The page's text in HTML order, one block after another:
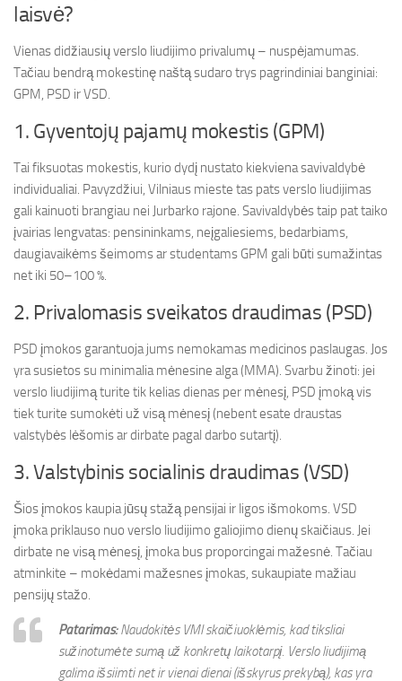
laisvė?
Vienas didžiausių verslo liudijimo privalumų – nuspėjamumas.
Tačiau bendrą mokestinę naštą sudaro trys pagrindiniai banginiai:
GPM, PSD ir VSD.
1. Gyventojų pajamų mokestis (GPM)
Tai fiksuotas mokestis, kurio dydį nustato kiekviena savivaldybė
individualiai. Pavyzdžiui, Vilniaus mieste tas pats verslo liudijimas
gali kainuoti brangiau nei Jurbarko rajone. Savivaldybės taip pat taiko
įvairias lengvatas: pensininkams, neįgaliesiems, bedarbiams,
daugiavaikėms šeimoms ar studentams GPM gali būti sumažintas
net iki 50–100 %.
2. Privalomasis sveikatos draudimas (PSD)
PSD įmokos garantuoja jums nemokamas medicinos paslaugas. Jos
yra susietos su minimalia mėnesine alga (MMA). Svarbu žinoti: jei
verslo liudijimą turite tik kelias dienas per mėnesį, PSD įmoką vis
tiek turite sumokėti už visą mėnesį (nebent esate draustas
valstybės lėšomis ar dirbate pagal darbo sutartį).
3. Valstybinis socialinis draudimas (VSD)
Šios įmokos kaupia jūsų stažą pensijai ir ligos išmokoms. VSD
įmoka priklauso nuo verslo liudijimo galiojimo dienų skaičiaus. Jei
dirbate ne visą mėnesį, įmoka bus proporcingai mažesnė. Tačiau
atminkite – mokėdami mažesnes įmokas, sukaupiate mažiau
pensijų stažo.
Patarimas:Naudokitės VMI skaičiuoklėmis, kad tiksliai
sužinotumėte sumą už konkretų laikotarpį. Verslo liudijimą
galima išsiimti net ir vienai dienai (išskyrus prekybą), kas yra